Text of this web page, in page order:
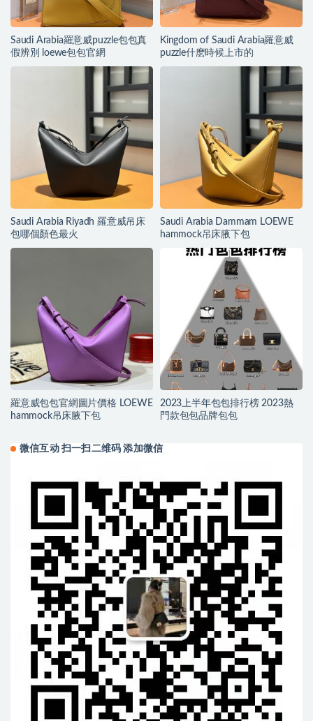
Saudi Arabia羅意威puzzle包包真
假辨別 loewe包包官網
Kingdom of Saudi Arabia羅意威
puzzle什麽時候上市的
Saudi Arabia Riyadh 羅意威吊床
包哪個顏色最火
Saudi Arabia Dammam LOEWE
hammock吊床腋下包
羅意威包包官網圖片價格 LOEWE
hammock吊床腋下包
2023上半年包包排行榜 2023熱
門款包包品牌包包
微信互动 扫一扫二维码 添加微信